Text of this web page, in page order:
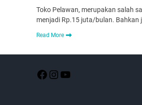
Toko Pelawan, merupakan salah
menjadi Rp.15 juta/bulan. Bahkan
Read More